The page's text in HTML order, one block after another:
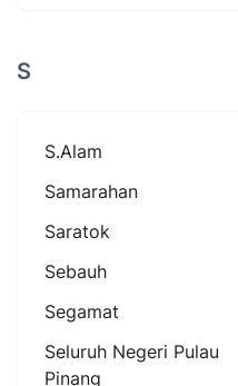
S
S.alam
Samarahan
Saratok
Sebauh
Segamat
Seluruh Negeri Pulau
Pinang